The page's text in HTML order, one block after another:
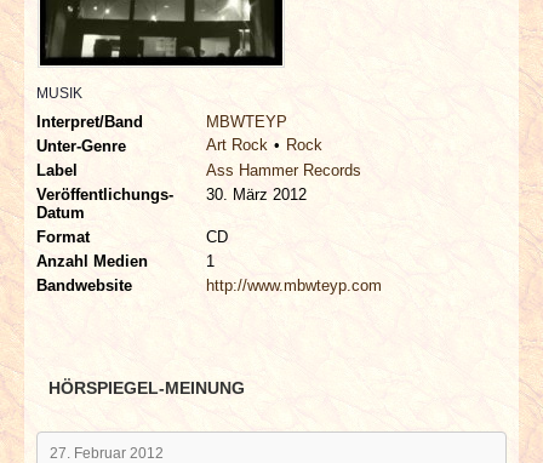
SPECIALS
REDAKTION
LINKS
ARCHIV
MUSIK
Interpret/Band
MBWTEYP
Unter-Genre
Art Rock
Rock
Label
Ass Hammer Records
Veröffentlichungs-
Datum
30. März 2012
Format
CD
Anzahl Medien
1
Bandwebsite
http://www.mbwteyp.com
HÖRSPIEGEL-MEINUNG
27. Februar 2012